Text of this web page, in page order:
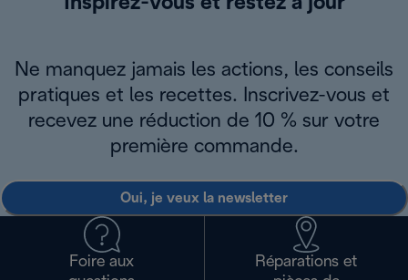
Ne manquez jamais les actions, les conseils
pratiques et les recettes. Inscrivez-vous et
recevez une réduction de 10 % sur votre
première commande.
Oui, je veux la newsletter
Foire aux
Réparations et